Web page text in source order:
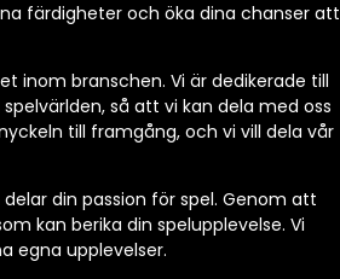
färdigheter och öka dina chanser att
inom branschen. Vi är dedikerade till
så att vi kan dela med oss
till framgång, och vi vill dela vår
din passion för spel. Genom att
kan berika din spelupplevelse. Vi
egna upplevelser.